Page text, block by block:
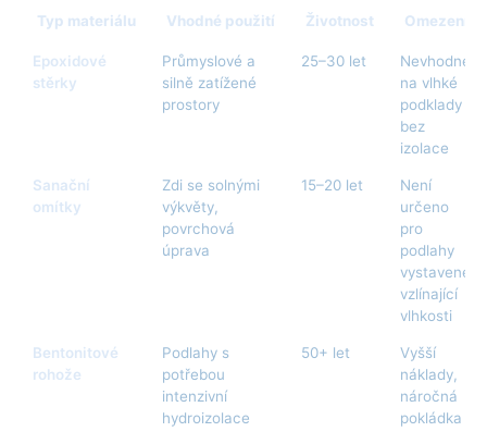
Typ materiálu Vhodné použití Životnost Omezení
Epoxidové
stěrky
Průmyslové a
silně zatížené
prostory
25–30 let
Nevhodné
na vlhké
podklady
bez
izolace
Sanační
omítky
Zdi se solnými
výkvěty,
povrchová
úprava
15–20 let
Není
určeno
pro
podlahy
vystavené
vzlínající
vlhkosti
Bentonitové
rohože
Podlahy s
potřebou
intenzivní
hydroizolace
50+ let
Vyšší
náklady,
náročná
pokládka